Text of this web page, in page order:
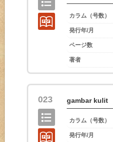
カラム（号数）
発行年/月
ページ数
著者
023 gambar kulit
カラム（号数）
発行年/月